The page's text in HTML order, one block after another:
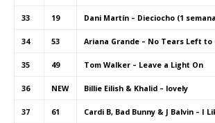
33 19 Dani Martín – Dieciocho (1
34 53 Ariana Grande – No Tears Left to
35 49 Tom Walker – Leave a Light On
36 NEW Billie Eilish & Khalid – lovely
37 61 Cardi B, Bad Bunny & J Balvin – I